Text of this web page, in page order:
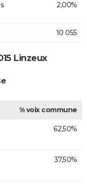
2,00%
10 055
Linzeux
% voix commune
62,50%
37,50%